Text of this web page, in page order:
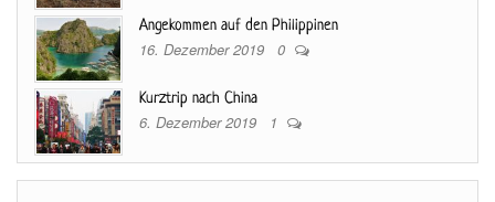
Angekommen auf den Philippinen
16. Dezember 2019 0
Kurztrip nach China
6. Dezember 2019 1